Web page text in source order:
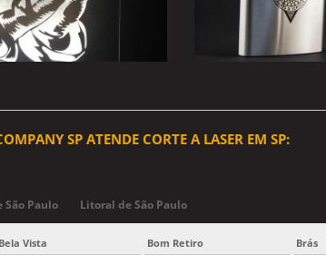
SP ATENDE CORTE A LASER EM SP:
São Paulo Litoral de São Paulo
Bela Vista Bom Retiro Brás